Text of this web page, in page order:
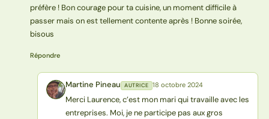
préfère ! Bon courage pour ta cuisine, un moment difficile à
passer mais on est tellement contente après ! Bonne soirée,
bisous
Répondre
MP Martine Pineau AUTRICE 18 octobre 2024
Merci Laurence, c’est mon mari qui travaille avec les
entreprises. Moi, je ne participe pas aux gros